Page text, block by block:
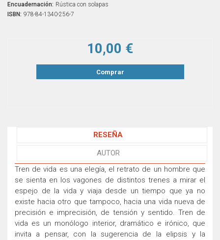
Encuadernación: Rústica con solapas
ISBN: 978-84-1340-256-7
10,00 €
Comprar
RESEÑA
AUTOR
Tren de vida es una elegía, el retrato de un hombre que
se sienta en los vagones de distintos trenes a mirar el
espejo de la vida y viaja desde un tiempo que ya no
existe hacia otro que tampoco, hacia una vida nueva de
precisión e imprecisión, de tensión y sentido. Tren de
vida es un monólogo interior, dramático e irónico, que
invita a pensar, con la sugerencia de la elipsis y la